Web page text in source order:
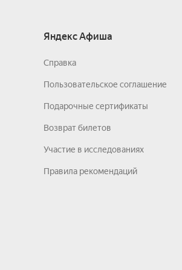
Яндекс Афиша
Справка
Пользовательское соглашение
Подарочные сертификаты
Возврат билетов
Участие в исследованиях
Правила рекомендаций